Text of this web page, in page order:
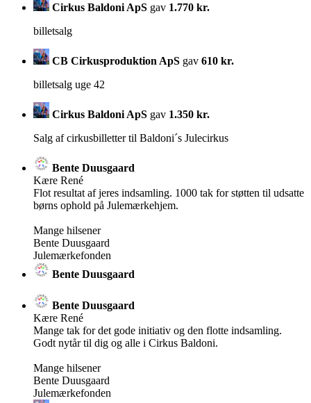
Cirkus Baldoni ApS gav 1.770 kr.
billetsalg
CB Cirkusproduktion ApS gav 610 kr.
billetsalg uge 42
Cirkus Baldoni ApS gav 1.350 kr.
Salg af cirkusbilletter til Baldoni´s Julecirkus
Bente Duusgaard
Kære René
Flot resultat af jeres indsamling. 1000 tak for støtten til udsatte
børns ophold på Julemærkehjem.
Mange hilsener
Bente Duusgaard
Julemærkefonden
Bente Duusgaard
Bente Duusgaard
Kære René
Mange tak for det gode initiativ og den flotte indsamling.
Godt nytår til dig og alle i Cirkus Baldoni.
Mange hilsener
Bente Duusgaard
Julemærkefonden